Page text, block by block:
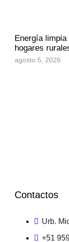
Energía
hogares
agosto 5, 2026
Contactos
Urb.
+51